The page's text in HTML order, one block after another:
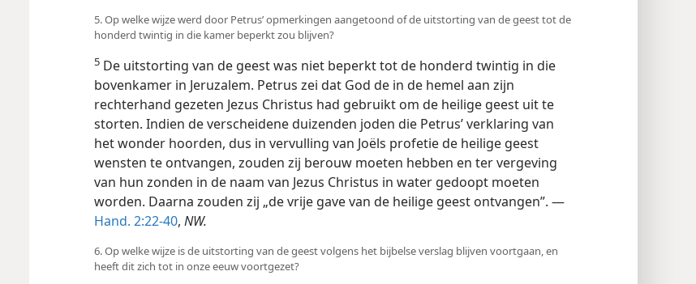
5. Op welke wijze werd door Petrus’ opmerkingen aangetoond of de uitstorting van de geest tot de
honderd twintig in die kamer beperkt zou blijven?
5 De uitstorting van de geest was niet beperkt tot de honderd twintig in die
bovenkamer in Jeruzalem. Petrus zei dat God de in de hemel aan zijn
rechterhand gezeten Jezus Christus had gebruikt om de heilige geest uit te
storten. Indien de verscheidene duizenden joden die Petrus’ verklaring van
het wonder hoorden, dus in vervulling van Joëls profetie de heilige geest
wensten te ontvangen, zouden zij berouw moeten hebben en ter vergeving
van hun zonden in de naam van Jezus Christus in water gedoopt moeten
worden. Daarna zouden zij „de vrije gave van de heilige geest ontvangen”. —
Hand. 2:22-40, NW.
6. Op welke wijze is de uitstorting van de geest volgens het bijbelse verslag blijven voortgaan, en
heeft dit zich tot in onze eeuw voortgezet?